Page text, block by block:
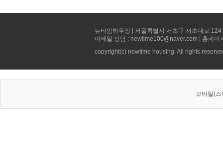
뉴타임하우징 | 서울특별시 서초구 서초대로
이메일 상담 : newtime100@naver.com | 홈페
copyright(c) newtime housing. All rights
모바일(